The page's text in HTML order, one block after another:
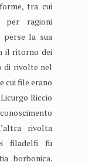
tra cui
per ragioni
perse la sua
il ritorno dei
di rivolte nel
cui file erano
Riccio
rivolta
filadelfi fu
borbonica.